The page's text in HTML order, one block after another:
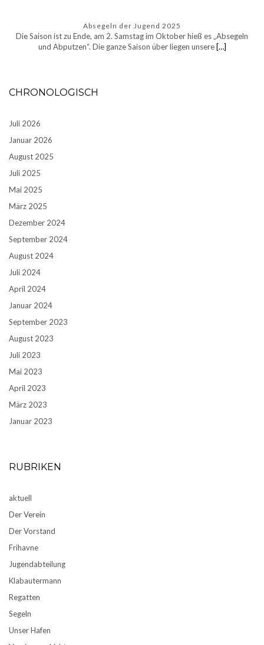
Absegeln der Jugend 2025
Die Saison ist zu Ende, am 2. Samstag im Oktober hieß es „Absegeln
und Abputzen“. Die ganze Saison über liegen unsere […]
CHRONOLOGISCH
Juli 2026
Januar 2026
August 2025
Juli 2025
Mai 2025
März 2025
Dezember 2024
September 2024
August 2024
Juli 2024
April 2024
Januar 2024
September 2023
August 2023
Juli 2023
Mai 2023
April 2023
März 2023
Januar 2023
RUBRIKEN
aktuell
Der Verein
Der Vorstand
Frihavne
Jugendabteilung
Klabautermann
Regatten
Segeln
Unser Hafen